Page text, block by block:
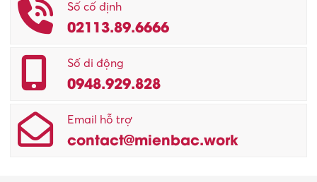
Số cố định
02113.89.6666
Số di động
0948.929.828
Email hỗ trợ
contact@mienbac.work